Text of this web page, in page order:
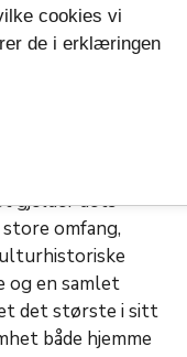
ivareta kanalen
verdi.
gjelder dets
omfang,
og en samlet
det største i sitt
både hjemme
cookies vi
de i erklæringen